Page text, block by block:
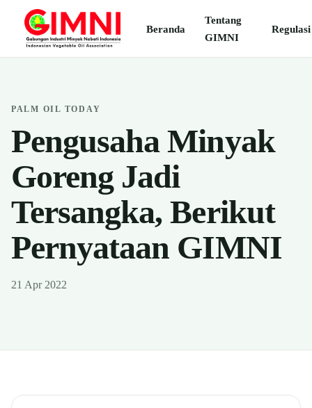
Beranda
Tentang
GIMNI
Regulasi
PALM OIL TODAY
Pengusaha Minyak
Goreng Jadi
Tersangka, Berikut
Pernyataan GIMNI
21 Apr 2022